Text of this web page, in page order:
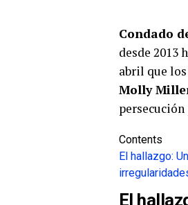
Condado
desde 2013
abril que
Molly
Contents
El hallazgo:
El